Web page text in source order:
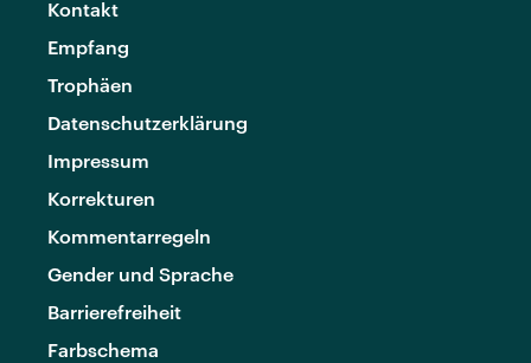
Kontakt
Empfang
Trophäen
Datenschutzerklärung
Impressum
Korrekturen
Kommentarregeln
Gender und Sprache
Barrierefreiheit
Farbschema